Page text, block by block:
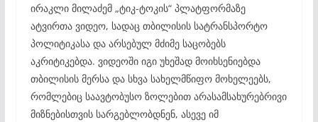
ირაკლი მილაძემ „ტიკ-ტოკის“ პლატფორმაზე
ატვირთა ვიდეო, სადაც თბილისის სატრანსპორტო
პოლიტიკასა და არსებულ მძიმე საცობებს
აკრიტიკებდა. ვიდეოში იგი უხეშად მოიხსენიებდა
თბილისის მერსა და სხვა სახელმწიფო მოხელეებს,
რომლებიც საავტობუსო ზოლებით არასამსახურებრივი
მიზნებისთვის სარგებლობდნენ, ასევე იმ